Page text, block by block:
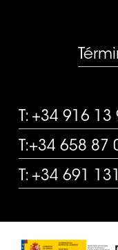
T: +34 916 13
T:+34 658 87
T: +34 691